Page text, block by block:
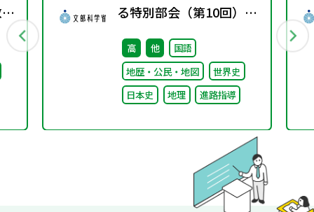
る特別部会（第10回）配
付資料
高 他
国語
地歴・公民・地図
世界史
日本史
地理 進路指導